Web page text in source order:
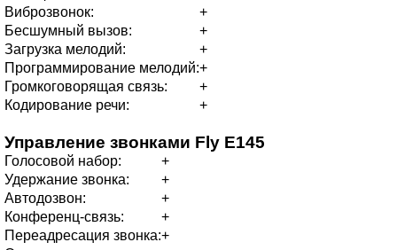
Виброзвонок:
+
Бесшумный вызов:
+
Загрузка мелодий:
+
Программирование мелодий:+
Громкоговорящая связь:
+
Кодирование речи:
+
Управление звонками Fly E145
Голосовой набор:
+
Удержание звонка:
+
Автодозвон:
+
Конференц-связь:
+
Переадресация звонка:+